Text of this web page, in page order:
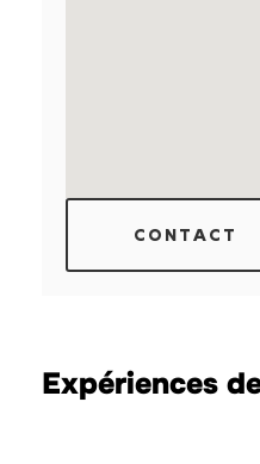
CONTACT
Expériences